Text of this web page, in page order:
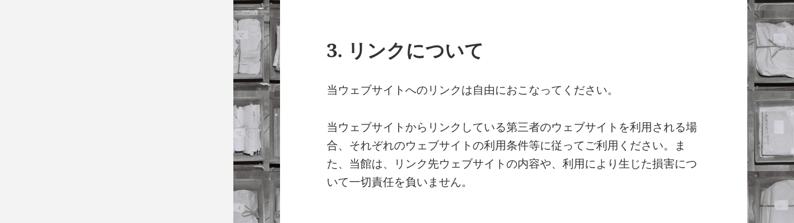
3. リンクについて
当ウェブサイトへのリンクは自由におこなってください。
当ウェブサイトからリンクしている第三者のウェブサイトを利用される場
合、それぞれのウェブサイトの利用条件等に従ってご利用ください。ま
た、当館は、リンク先ウェブサイトの内容や、利用により生じた損害につ
いて一切責任を負いません。